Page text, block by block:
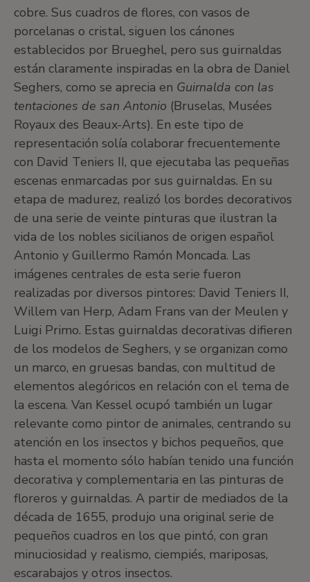
cobre. Sus cuadros de flores, con vasos de
porcelanas o cristal, siguen los cánones
establecidos por Brueghel, pero sus guirnaldas
están claramente inspiradas en la obra de Daniel
Seghers, como se aprecia en Guirnalda con las
tentaciones de san Antonio (Bruselas, Musées
Royaux des Beaux-Arts). En este tipo de
representación solía colaborar frecuentemente
con David Teniers II, que ejecutaba las pequeñas
escenas enmarcadas por sus guirnaldas. En su
etapa de madurez, realizó los bordes decorativos
de una serie de veinte pinturas que ilustran la
vida de los nobles sicilianos de origen español
Antonio y Guillermo Ramón Moncada. Las
imágenes centrales de esta serie fueron
realizadas por diversos pintores: David Teniers II,
Willem van Herp, Adam Frans van der Meulen y
Luigi Primo. Estas guirnaldas decorativas difieren
de los modelos de Seghers, y se organizan como
un marco, en gruesas bandas, con multitud de
elementos alegóricos en relación con el tema de
la escena. Van Kessel ocupó también un lugar
relevante como pintor de animales, centrando su
atención en los insectos y bichos pequeños, que
hasta el momento sólo habían tenido una función
decorativa y complementaria en las pinturas de
floreros y guirnaldas. A partir de mediados de la
década de 1655, produjo una original serie de
pequeños cuadros en los que pintó, con gran
minuciosidad y realismo, ciempiés, mariposas,
escarabajos y otros insectos.